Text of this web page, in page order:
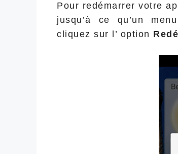
Pour redémarrer votre
jusqu’à ce qu’un
cliquez sur l’ option